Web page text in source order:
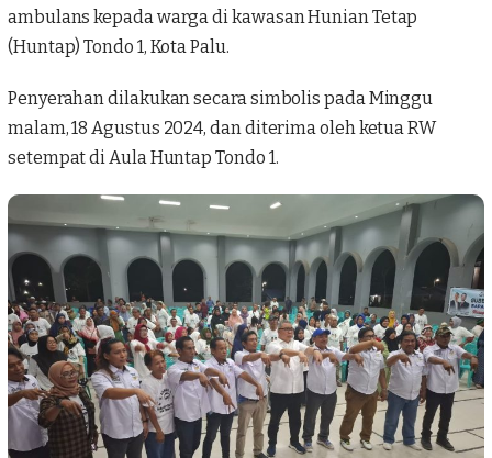
ambulans kepada warga di kawasan Hunian Tetap
(Huntap)Tondo 1, Kota Palu.
Penyerahan dilakukan secara simbolis pada Minggu
malam, 18 Agustus 2024, dan diterima oleh ketua RW
setempat di Aula Huntap Tondo 1.